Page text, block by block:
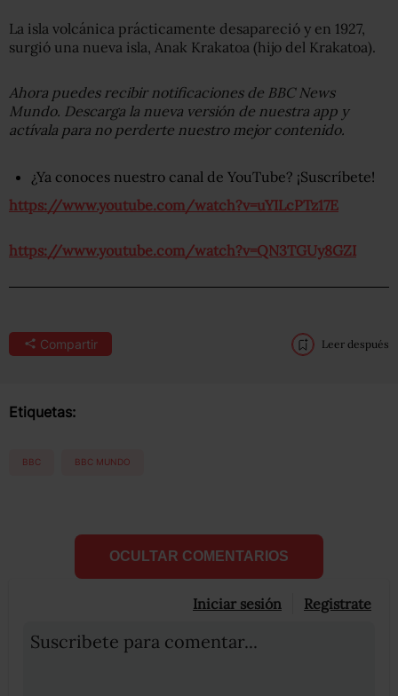
La isla volcánica prácticamente desapareció y en 1927,
surgió una nueva isla, Anak Krakatoa (hijo del Krakatoa).
Ahora puedes recibir notificaciones de BBC News
Mundo. Descarga la nueva versión de nuestra app y
actívala para no perderte nuestro mejor contenido.
¿Ya conoces nuestro canal de YouTube? ¡Suscríbete!
https://www.youtube.com/watch?v=uYILcPTz17E
https://www.youtube.com/watch?v=QN3TGUy8GZI
Compartir Leer después
Etiquetas:
BBC BBC MUNDO
OCULTAR COMENTARIOS
Iniciar sesión Registrate
Suscribete para comentar...